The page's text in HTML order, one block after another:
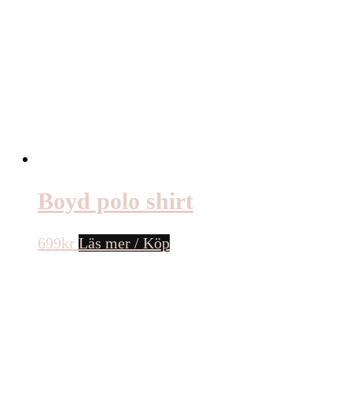
Boyd polo shirt
699kr Läs mer / Köp